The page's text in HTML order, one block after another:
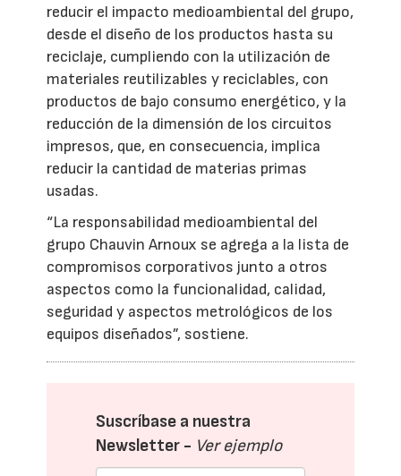
reducir el impacto medioambiental del grupo,
desde el diseño de los productos hasta su
reciclaje, cumpliendo con la utilización de
materiales reutilizables y reciclables, con
productos de bajo consumo energético, y la
reducción de la dimensión de los circuitos
impresos, que, en consecuencia, implica
reducir la cantidad de materias primas
usadas.
“La responsabilidad medioambiental del
grupo Chauvin Arnoux se agrega a la lista de
compromisos corporativos junto a otros
aspectos como la funcionalidad, calidad,
seguridad y aspectos metrológicos de los
equipos diseñados”, sostiene.
Suscríbase a nuestra
Newsletter - Ver ejemplo